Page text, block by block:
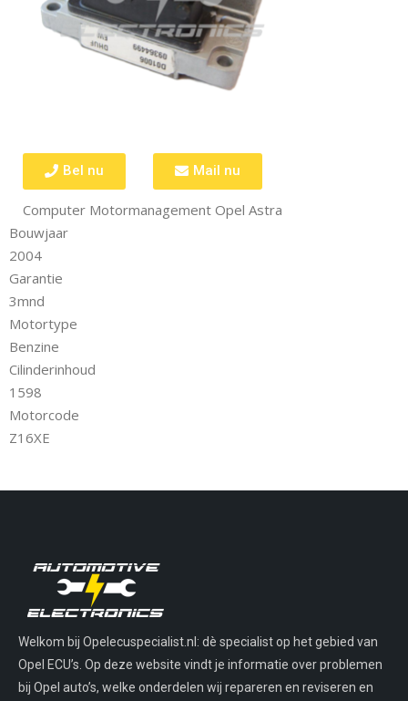
Bel nu Mail nu
Computer Motormanagement Opel Astra
Bouwjaar
2004
Garantie
3mnd
Motortype
Benzine
Cilinderinhoud
1598
Motorcode
Z16XE
Welkom bij Opelecuspecialist.nl: dè specialist op het gebied van
Opel ECU’s. Op deze website vindt je informatie over problemen
bij Opel auto’s, welke onderdelen wij repareren en reviseren en